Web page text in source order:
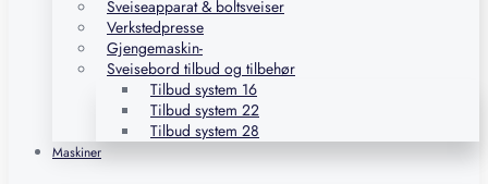
Sveiseapparat & boltsveiser
Verkstedpresse
Gjengemaskin-
Sveisebord tilbud og tilbehør
Tilbud system 16
Tilbud system 22
Tilbud system 28
Maskiner